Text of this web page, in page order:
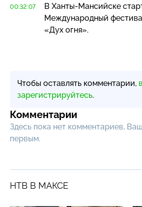
00:32:07 В Ханты-Мансийске
Международный
«Дух огня».
Чтобы оставлять комментарии,
зарегистрируйтесь.
Комментарии
Здесь пока нет комментариев,
первым.
НТВ В МАКСЕ